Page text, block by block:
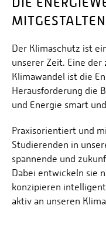
Der Klimaschutz ist
unserer Zeit. Eine
Klimawandel ist die
Herausforderung die
und Energie smart
Praxisorientiert und
Studierenden in
spannende und
Dabei entwickeln sie
konzipieren
aktiv an unseren